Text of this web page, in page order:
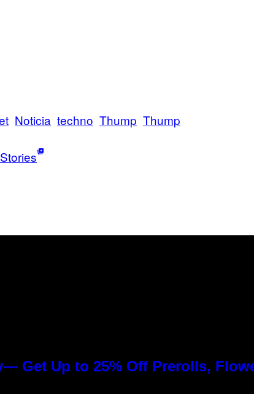
Noticia techno Thump Thump
Get Up to 25% Off Prerolls,